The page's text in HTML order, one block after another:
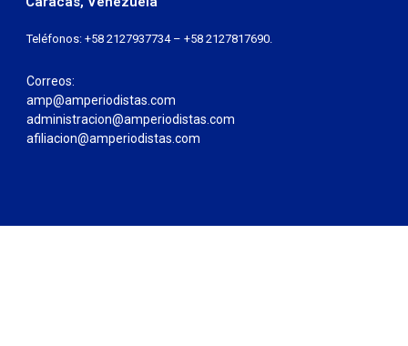
Teléfonos: +58 2127937734 – +58 2127817690.
Correos:
amp@amperiodistas.com
administracion@amperiodistas.com
afiliacion@amperiodistas.com